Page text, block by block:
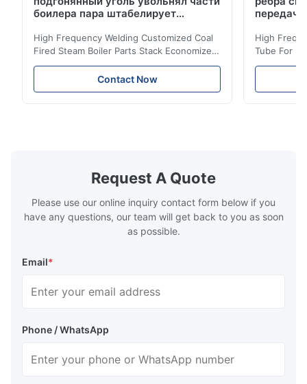
боилера пара штабелирует
High Frequency Welding Customized Coal
Fired Steam Boiler Parts Stack Economizer
Coil Boiler economizer Boiler Economizer is
the energy improving device that helps to
reduce the cost of operation by saving the
range of 200°C – 250°C, so there
Contact Now
High
Tube For
reduce the
Request A Quote
Please use our online inquiry contact form below if you
have any questions, our team will get back to you as soon
as possible.
Email*
Phone / WhatsApp